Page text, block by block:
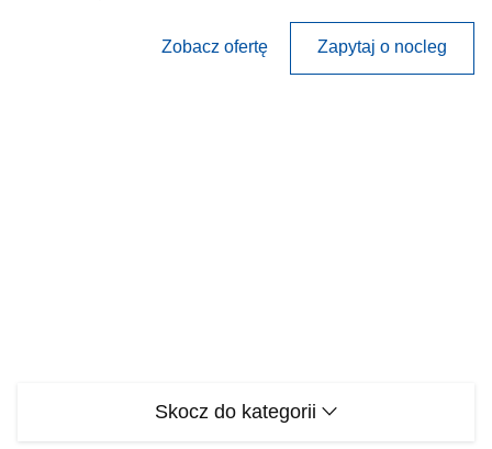
Zobacz ofertę Zapytaj o nocleg
Skocz do kategorii